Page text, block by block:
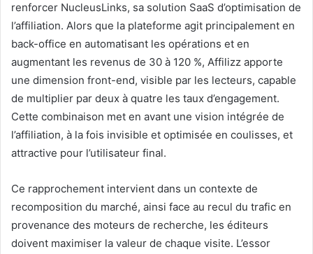
renforcer NucleusLinks, sa solution SaaS d’optimisation de
l’affiliation. Alors que la plateforme agit principalement en
back-office en automatisant les opérations et en
augmentant les revenus de 30 à 120 %, Affilizz apporte
une dimension front-end, visible par les lecteurs, capable
de multiplier par deux à quatre les taux d’engagement.
Cette combinaison met en avant une vision intégrée de
l’affiliation, à la fois invisible et optimisée en coulisses, et
attractive pour l’utilisateur final.
Ce rapprochement intervient dans un contexte de
recomposition du marché, ainsi face au recul du trafic en
provenance des moteurs de recherche, les éditeurs
doivent maximiser la valeur de chaque visite. L’essor